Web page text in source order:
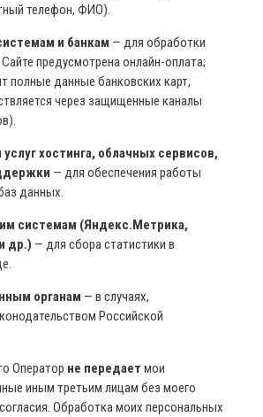
телефон, ФИО).
и банкам — для обработки
предусмотрена онлайн-оплата;
полные данные банковских карт,
через защищенные каналы
хостинга, облачных сервисов,
— для обеспечения работы
данных.
системам (Яндекс.Метрика,
др.) — для сбора статистики в
органам — в случаях,
Российской
Оператор не передает мои
иным третьим лицам без моего
Обработка моих персональных